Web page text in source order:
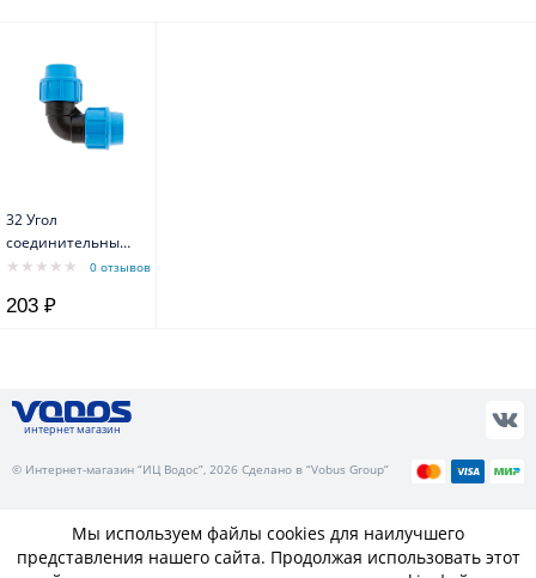
32 Угол
соединительный
90*
0 отзывов
203 ₽
интернет магазин
© Интернет-магазин “ИЦ Водос”, 2026 Сделано в “Vobus Group”
Мы используем файлы cookies для наилучшего
представления нашего сайта. Продолжая использовать этот